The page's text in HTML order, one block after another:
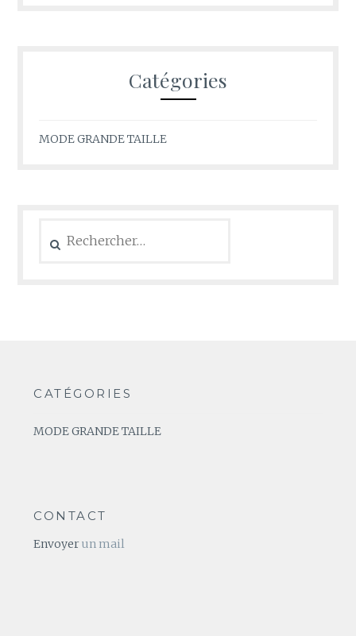
Catégories
MODE GRANDE TAILLE
CATÉGORIES
MODE GRANDE TAILLE
CONTACT
Envoyerun mail